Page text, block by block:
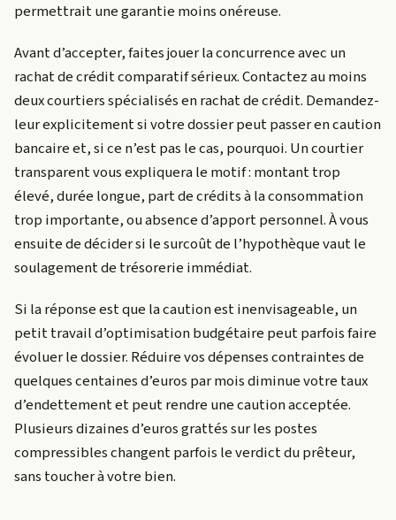
permettrait une garantie moins onéreuse.
Avant d’accepter, faites jouer la concurrence avec un
rachat de crédit comparatif sérieux. Contactez au moins
deux courtiers spécialisés en rachat de crédit. Demandez-
leur explicitement si votre dossier peut passer en caution
bancaire et, si ce n’est pas le cas, pourquoi. Un courtier
transparent vous expliquera le motif : montant trop
élevé, durée longue, part de crédits à la consommation
trop importante, ou absence d’apport personnel. À vous
ensuite de décider si le surcoût de l’hypothèque vaut le
soulagement de trésorerie immédiat.
Si la réponse est que la caution est inenvisageable, un
petit travail d’optimisation budgétaire peut parfois faire
évoluer le dossier. Réduire vos dépenses contraintes de
quelques centaines d’euros par mois diminue votre taux
d’endettement et peut rendre une caution acceptée.
Plusieurs dizaines d’euros grattés sur les postes
compressibles changent parfois le verdict du prêteur,
sans toucher à votre bien.